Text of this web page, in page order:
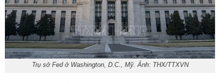
Trụ sở Fed ở Washington, D.C., Mỹ. Ảnh: THX/TTXVN